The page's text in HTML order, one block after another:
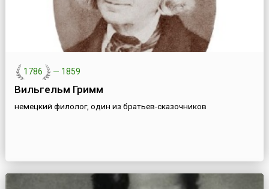
1786 — 1859
Вильгельм Гримм
немецкий филолог, один из братьев-сказочников